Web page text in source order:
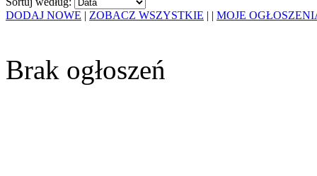
DODAJ NOWE | ZOBACZ WSZYSTKIE | | MOJE
Brak ogłoszeń